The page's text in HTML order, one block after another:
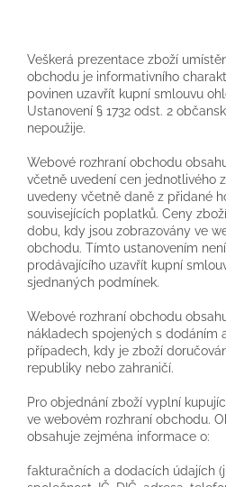
Veškerá prezentace zboží
obchodu je informativního
povinen uzavřít kupní smlouvu
Ustanovení § 1732 odst. 2
nepoužije.
Webové rozhraní obchodu
včetně uvedení cen jednotlivého
uvedeny včetně daně z přidané
souvisejících poplatků. Ceny
dobu, kdy jsou zobrazovány ve
obchodu. Tímto ustanovením
prodávajícího uzavřít kupní
sjednaných podmínek.
Webové rozhraní obchodu
nákladech spojených s dodáním
případech, kdy je zboží
republiky nebo zahraničí.
Pro objednání zboží vyplní
ve webovém rozhraní obchodu.
obsahuje zejména informace o:
fakturačních a dodacích údajích